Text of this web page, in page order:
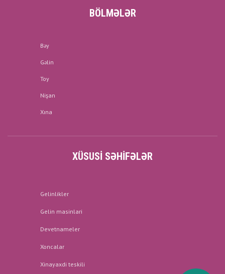
BÖLMƏLƏR
Bəy
Gəlin
Toy
Nişan
Xına
XÜSUSI SƏHIFƏLƏR
Gelinlikler
Gelin masinlari
Devetnameler
Xoncalar
Xinayaxdi teskili